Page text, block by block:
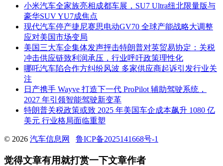
小米汽车全家族亮相成都车展，SU7 Ultra纽北限量版与
豪华SUV YU7成焦点
现代汽车停产捷尼赛思电动GV70 全球产能战略大调整
应对美国市场变局
美国三大车企集体发声抨击特朗普对英贸易协定：关税
冲击供应链致利润承压，行业呼吁政策理性化
哪吒汽车陷合作方纠纷风波 多家供应商起诉引发行业关
注
日产携手 Wayve 打造下一代 ProPilot 辅助驾驶系统，
2027 年引领智能驾驶新变革
特朗普关税政策或致 2025 年美国车企成本飙升 1080 亿
美元 行业格局面临重塑
© 2026 汽车信息网 鲁ICP备2025141668号-1
觉得文章有用就打赏一下文章作者